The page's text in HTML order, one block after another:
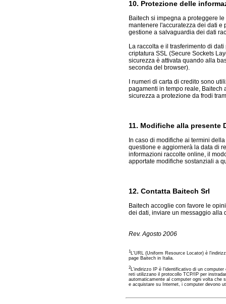
10. Protezione delle
Baitech si impegna a proteggere
mantenere l'accuratezza dei dati
gestione a salvaguardia dei dati
La raccolta e il trasferimento di
criptatura SSL (Secure Sockets
sicurezza è attivata quando alla
seconda del browser).
I numeri di carta di credito sono
pagamenti in tempo reale, Baitech
sicurezza a protezione da frodi
11. Modifiche alla presente
In caso di modifiche ai termini
questione e aggiornerà la data di
informazioni raccolte online, il
apportate modifiche sostanziali a
12. Contatta Baitech Srl
Baitech accoglie con favore le
dei dati, inviare un messaggio alla
Rev. Agosto 2006
1L'URL (Uniform Resource Locator) è
page Baitech in Italia.
2L'indirizzo IP è l'identificativo di un
reti utilizzano il protocollo TCP/IP per
automaticamente al computer ogni volta che
e acquistare su Internet, i computer devono